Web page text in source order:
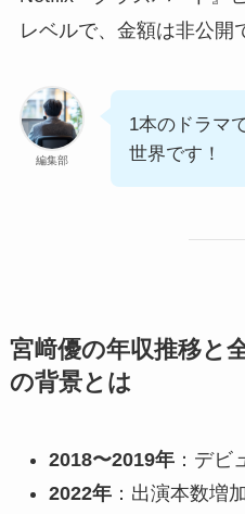
レベルで、金額は非公開
編集部
1本のドラマ
世界です！
宮﨑優の年収推移と
の背景とは
2018〜2019年：デビ
2022年：出演本数増